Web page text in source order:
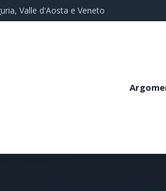
Valle d'Aosta e Veneto